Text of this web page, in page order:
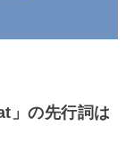
」の先行詞は